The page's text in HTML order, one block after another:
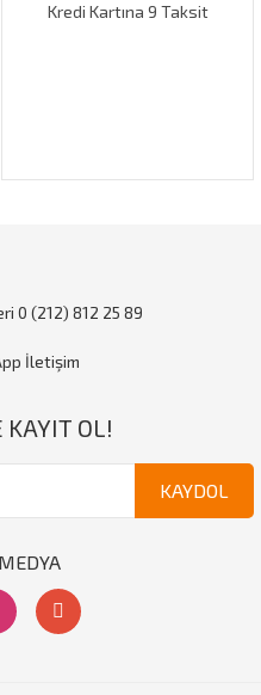
Kredi Kartına 9 Taksit
0 (212) 812 25 89
İletişim
OL!
KAYDOL